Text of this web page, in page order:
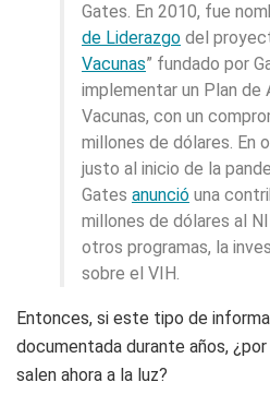
Gates. En 2010, fue
de Liderazgo del
Vacunas” fundado por
implementar un Plan de
Vacunas, con un
millones de dólares. En
justo al inicio de la
Gates anunció una
millones de dólares al
otros programas, la
sobre el VIH.
Entonces, si este tipo de
documentada durante años,
salen ahora a la luz?